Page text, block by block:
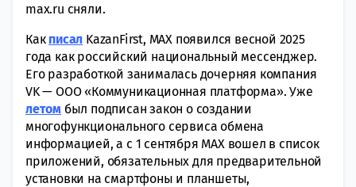
max.ru сняли.
Как писал KazanFirst, MAX появился весной 2025
года как российский национальный мессенджер.
Его разработкой занималась дочерняя компания
VK — ООО «Коммуникационная платформа». Уже
летом был подписан закон о создании
многофункционального сервиса обмена
информацией, а с 1 сентября MAX вошел в список
приложений, обязательных для предварительной
установки на смартфоны и планшеты,